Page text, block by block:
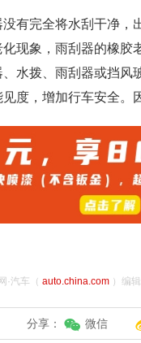
有完全将水刮干净
现象，雨刮器的橡
水拨、雨刮器或挡
度，增加行车安全。
·汽车（ auto.china.com）编辑
分享： 微信